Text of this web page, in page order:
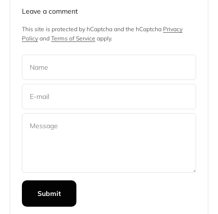
Leave a comment
This site is protected by hCaptcha and the hCaptcha Privacy
Policy and Terms of Service apply.
Name
E-mail
Message
Submit